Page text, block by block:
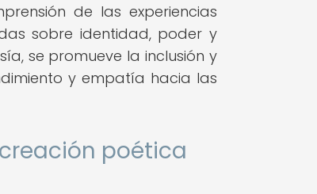
de las experiencias
sobre identidad, poder y
se promueve la inclusión y
y empatía hacia las
poética